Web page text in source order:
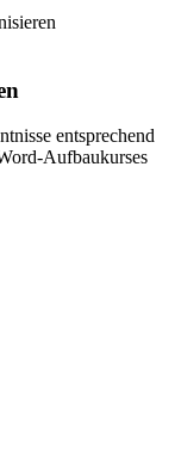
entsprechend
Aufbaukurses